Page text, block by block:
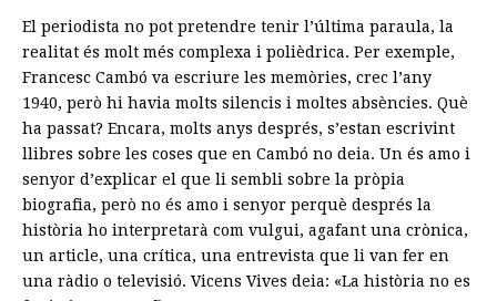
El periodista no pot pretendre tenir l’última paraula, la
realitat és molt més complexa i polièdrica. Per exemple,
Francesc Cambó va escriure les memòries, crec l’any
1940, però hi havia molts silencis i moltes absències. Què
ha passat? Encara, molts anys després, s’estan escrivint
llibres sobre les coses que en Cambó no deia. Un és amo i
senyor d’explicar el que li sembli sobre la pròpia
biografia, però no és amo i senyor perquè després la
història ho interpretarà com vulgui, agafant una crònica,
un article, una crítica, una entrevista que li van fer en
una ràdio o televisió. Vicens Vives deia: «La història no es